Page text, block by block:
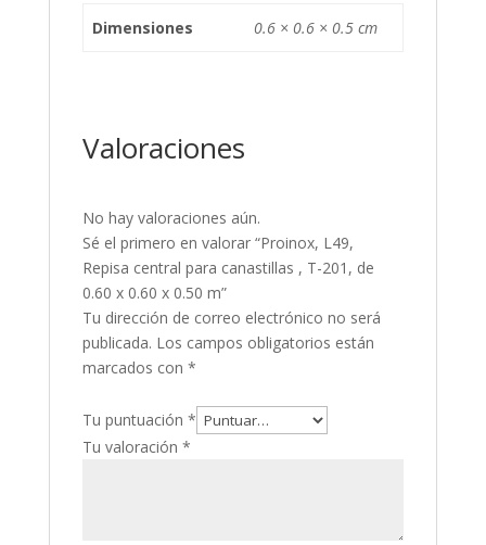
Dimensiones 0.6 × 0.6 × 0.5 cm
Valoraciones
No hay valoraciones aún.
Sé el primero en valorar “Proinox, L49,
Repisa central para canastillas , T-201, de
0.60 x 0.60 x 0.50 m”
Tu dirección de correo electrónico no será
publicada. Los campos obligatorios están
marcados con *
Tu puntuación *
Tu valoración *